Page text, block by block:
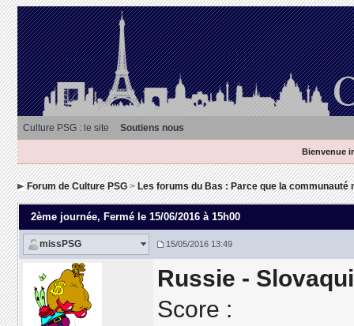
Culture PSG : le site Soutiens nous
Bienvenue
Forum de Culture PSG>Les forums du Bas : Parce que la communauté
2ème journée, Fermé le 15/06/2016 à 15h00
missPSG 15/05/2016 13:49
Russie -
Score :